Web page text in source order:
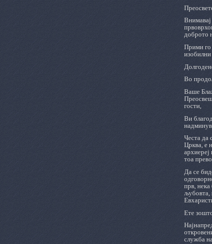
Внимавај
доброто
Прими го
Во
Ваше
гости,
Ви
Честа да
Црква, е
архиереј
тоа
Да се
прв, нека
љубовта,
Ете
служба